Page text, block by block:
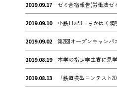
2019.09.17 ゼミ合宿報告(労働法ゼ
2019.09.10 小鉄日記3「ちかはく満
2019.09.02 第2回オープンキャンパ
2019.08.19 本学の指定学生寮に見
2019.08.13 「鉄道模型コンテスト